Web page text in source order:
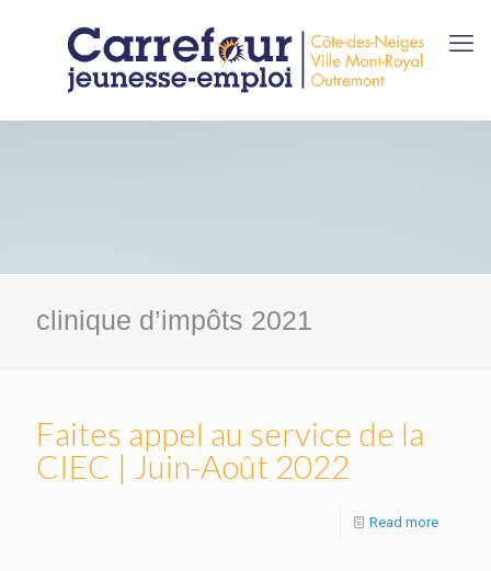
clinique d’impôts 2021
Faites appel au service de la
CIEC | Juin-Août 2022
Read more